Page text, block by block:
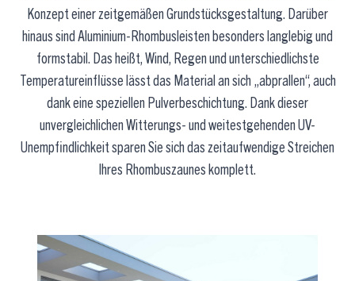
Konzept einer zeitgemäßen Grundstücksgestaltung. Darüber
hinaus sind Aluminium-Rhombusleisten besonders langlebig und
formstabil. Das heißt, Wind, Regen und unterschiedlichste
Temperatureinflüsse lässt das Material an sich „abprallen“, auch
dank eine speziellen Pulverbeschichtung. Dank dieser
unvergleichlichen Witterungs- und weitestgehenden UV-
Unempfindlichkeit sparen Sie sich das zeitaufwendige Streichen
Ihres Rhombuszaunes komplett.